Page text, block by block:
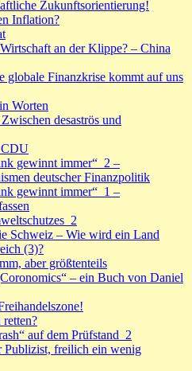
Zukunftsorientierung!
Inflation?
an der Klippe? – China
globale Finanzkrise kommt auf uns
Worten
desaströs und
CDU
gewinnt immer“_2 –
deutscher Finanzpolitik
gewinnt immer“_1 –
Schweiz – Wie wird ein Land
(3)?
aber größtenteils
– ein Buch von Daniel
auf dem Prüfstand_2
Publizist, freilich ein wenig